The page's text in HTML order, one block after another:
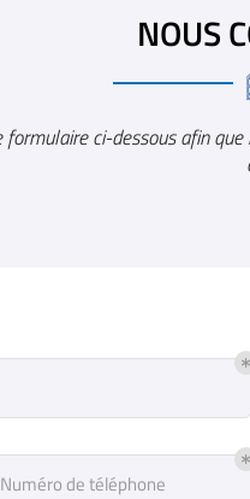
l'adresse
le formulaire
NOUS
ci-dessous afin
Numéro de téléphone